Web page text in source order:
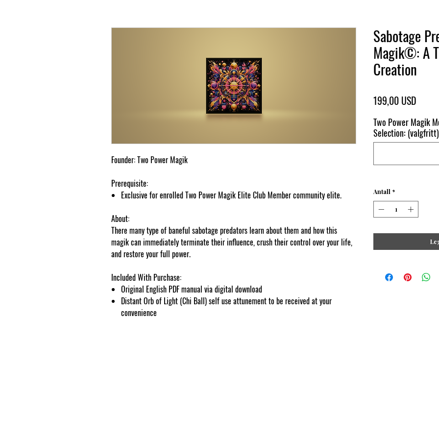
Founder: Two Power Magik
Prerequisite:
Exclusive for enrolled Two Power Magik Elite Club Member community elite.
About:
There many type of baneful sabotage predators learn about them and how this
magik can immediately terminate their influence, crush their control over your life,
and restore your full power.
Included With Purchase:
Original English PDF manual via digital download
Distant Orb of Light (Chi Ball) self use attunement to be received at your
convenience
Sabotage
Magik©: A
Creation
199,00 USD
Two Power Magik
Selection: (valgfritt)
Antall *